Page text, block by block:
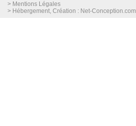
> Mentions Légales
> Hébergement, Création : Net-Conception.com